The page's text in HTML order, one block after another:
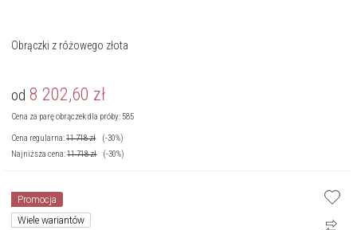
Obrączki z różowego złota
od 8 202,60 zł
Cena za parę obrączek dla próby: 585
Cena regularna:11 718zł
(-30%)
Najniższa cena:11 718zł (-30%)
Promocja
Wiele wariantów